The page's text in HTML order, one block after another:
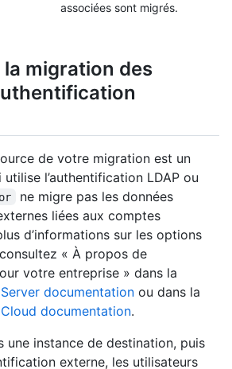
associées sont migrés.
migration des
de votre migration est un
l’authentification LDAP ou
ne migre pas les données
liées aux comptes
d’informations sur les options
« À propos de
votre entreprise » dans la
documentation ou dans la
documentation.
une instance de destination, puis
externe, les utilisateurs